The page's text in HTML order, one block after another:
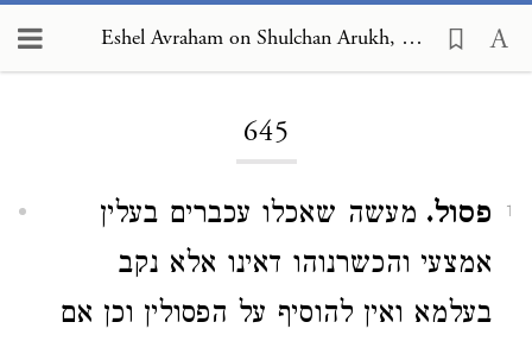
Eshel Avraham on Shulchan Arukh, Orach Chayim 645
645
1 פסול. מעשה שאכלו עכברים בעלין
אמצעי והכשרנוהו דאינו אלא נקב
בעלמא ואין להוסיף על הפסולין וכן אם